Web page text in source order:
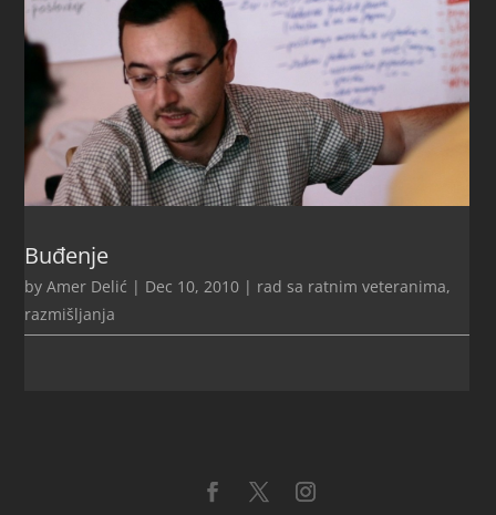
Buđenje
byAmer Delić | Dec 10, 2010 | rad sa ratnim veteranima,
razmišljanja